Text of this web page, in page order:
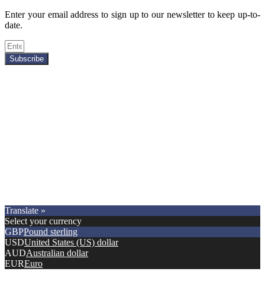
Enter your email address to sign up to our newsletter to keep up-to-
date.
Subscribe
Translate »
Select your currency
GBPPound sterling
USDUnited States (US) dollar
AUDAustralian dollar
EUREuro